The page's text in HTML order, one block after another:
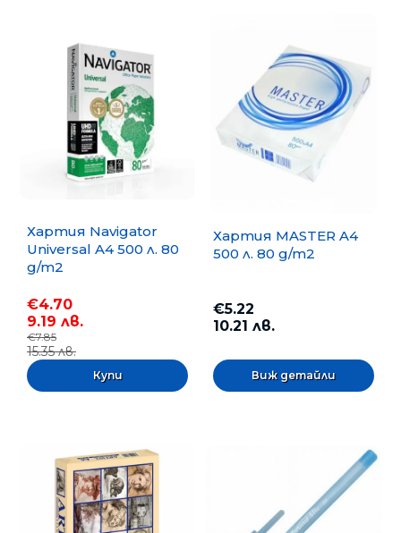
Хартия Navigator
Universal A4 500 л. 80
g/m2
€4.70
9.19 лв.
€7.85
15.35 лв.
Хартия MASTER A4
500 л. 80 g/m2
€5.22
10.21 лв.
Виж детайли